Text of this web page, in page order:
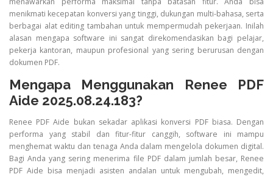
menikmati kecepatan konversi yang tinggi, dukungan multi-bahasa, serta
berbagai alat editing tambahan untuk mempermudah pekerjaan. Inilah
alasan mengapa software ini sangat direkomendasikan bagi pelajar,
pekerja kantoran, maupun profesional yang sering berurusan dengan
dokumen PDF.
Mengapa Menggunakan Renee PDF
Aide 2025.08.24.183?
Renee PDF Aide bukan sekadar aplikasi konversi PDF biasa. Dengan
performa yang stabil dan fitur-fitur canggih, software ini mampu
menghemat waktu dan tenaga Anda dalam mengelola dokumen digital.
Bagi Anda yang sering menerima file PDF dalam jumlah besar, Renee
PDF Aide bisa menjadi asisten andalan untuk mengubah, mengedit,